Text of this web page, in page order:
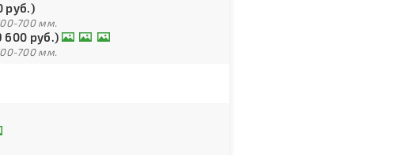
руб.)
700 мм.
600 руб.)
700 мм.